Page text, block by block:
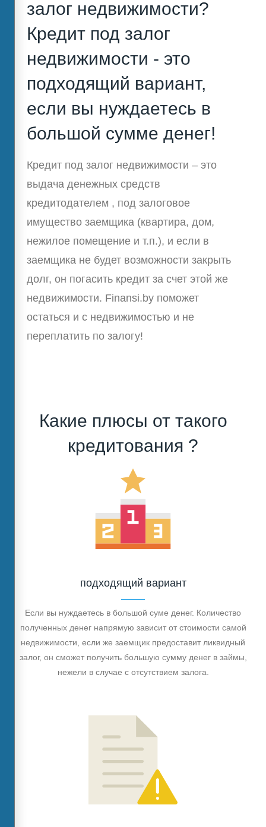
залог недвижимости?
Кредит под залог
недвижимости - это
подходящий вариант,
если вы нуждаетесь в
большой сумме денег!
Кредит под залог недвижимости – это
выдача денежных средств
кредитодателем , под залоговое
имущество заемщика (квартира, дом,
нежилое помещение и т.п.), и если в
заемщика не будет возможности закрыть
долг, он погасить кредит за счет этой же
недвижимости. Finansi.by поможет
остаться и с недвижимостью и не
переплатить по залогу!
Какие плюсы от такого
кредитования ?
подходящий вариант
Если вы нуждаетесь в большой суме денег. Количество
полученных денег напрямую зависит от стоимости самой
недвижимости, если же заемщик предоставит ликвидный
залог, он сможет получить большую сумму денег в займы,
нежели в случае с отсутствием залога.